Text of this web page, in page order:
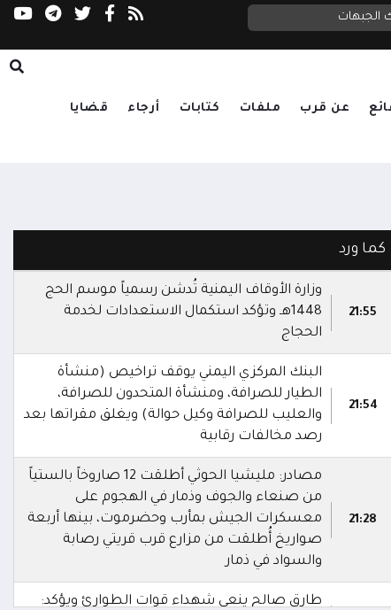
الجبهات بيان التسويف المنسوب لوزارة الدفاع
عن قرب ملفات كتابات أرجاء قضايا
كما ورد
21:55
وزارة الأوقاف اليمنية تُدشن رسمياً موسم الحج
1448هـ وتؤكد استكمال الاستعدادات لخدمة
الحجاج
21:54
البنك المركزي اليمني يوقف تراخيص (منشأة
الطيار للصرافة، ومنشأة المتحدون للصرافة،
والعليب للصرافة وكيل حوالة) ويغلق مقراتها بعد
رصد مخالفات رقابية
21:28
مصادر: مليشيا الحوثي أطلقت 12 صاروخاً بالستياً
من صنعاء والجوف وذمار في الهجوم على
معسكرات الجيش بمأرب وحضرموت، بينها أربعة
صواريخ أُطلقت من مزارع قرب قريتي رصابة
والسواد في ذمار
طارق صالح ينعى شهداء قوات الطوارئ ويؤكد: